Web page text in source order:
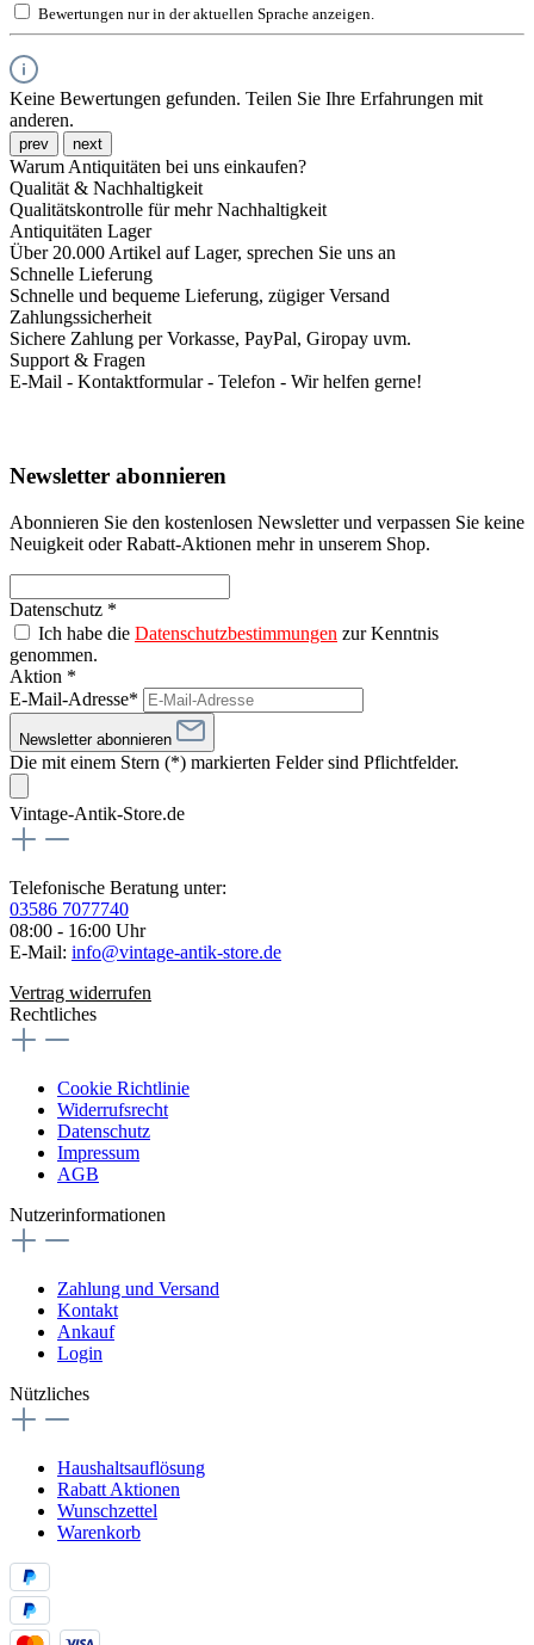
Bewertungen nur in der aktuellen Sprache anzeigen.
Keine Bewertungen gefunden. Teilen Sie Ihre Erfahrungen mit
anderen.
prev next
Warum Antiquitäten bei uns einkaufen?
Qualität & Nachhaltigkeit
Qualitätskontrolle für mehr Nachhaltigkeit
Antiquitäten Lager
Über 20.000 Artikel auf Lager, sprechen Sie uns an
Schnelle Lieferung
Schnelle und bequeme Lieferung, zügiger Versand
Zahlungssicherheit
Sichere Zahlung per Vorkasse, PayPal, Giropay uvm.
Support & Fragen
E-Mail - Kontaktformular - Telefon - Wir helfen gerne!
Newsletter abonnieren
Abonnieren Sie den kostenlosen Newsletter und verpassen Sie keine
Neuigkeit oder Rabatt-Aktionen mehr in unserem Shop.
Datenschutz *
Ich habe die Datenschutzbestimmungen zur Kenntnis
genommen.
Aktion *
E-Mail-Adresse*
Newsletter abonnieren
Die mit einem Stern (*) markierten Felder sind Pflichtfelder.
Vintage-Antik-Store.de
Telefonische Beratung unter:
03586 7077740
08:00 - 16:00 Uhr
E-Mail: info@vintage-antik-store.de
Vertrag widerrufen
Rechtliches
Cookie Richtlinie
Widerrufsrecht
Datenschutz
Impressum
AGB
Nutzerinformationen
Zahlung und Versand
Kontakt
Ankauf
Login
Nützliches
Haushaltsauflösung
Rabatt Aktionen
Wunschzettel
Warenkorb